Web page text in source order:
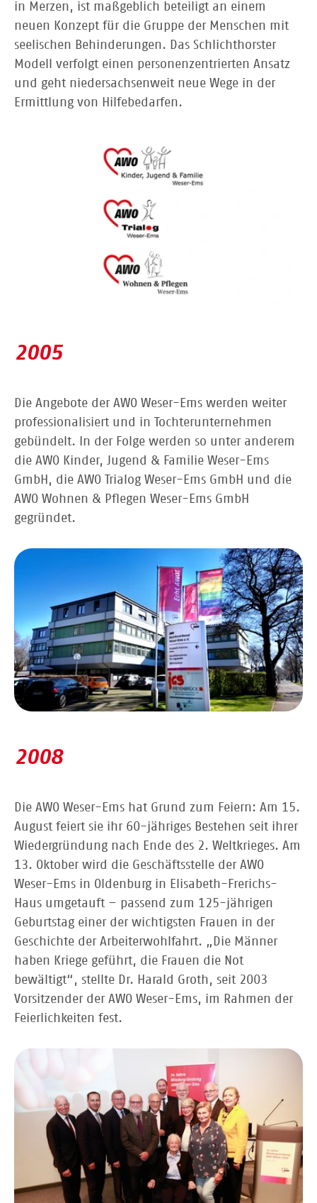
in Merzen, ist maßgeblich beteiligt an einem
neuen Konzept für die Gruppe der Menschen mit
seelischen Behinderungen. Das Schlichthorster
Modell verfolgt einen personenzentrierten Ansatz
und geht niedersachsenweit neue Wege in der
Ermittlung von Hilfebedarfen.
2005
Die Angebote der AWO Weser-Ems werden weiter
professionalisiert und in Tochterunternehmen
gebündelt. In der Folge werden so unter anderem
die AWO Kinder, Jugend & Familie Weser-Ems
GmbH, die AWO Trialog Weser-Ems GmbH und die
AWO Wohnen & Pflegen Weser-Ems GmbH
gegründet.
2008
Die AWO Weser-Ems hat Grund zum Feiern: Am 15.
August feiert sie ihr 60-jähriges Bestehen seit ihrer
Wiedergründung nach Ende des 2. Weltkrieges. Am
13. Oktober wird die Geschäftsstelle der AWO
Weser-Ems in Oldenburg in Elisabeth-Frerichs-
Haus umgetauft – passend zum 125-jährigen
Geburtstag einer der wichtigsten Frauen in der
Geschichte der Arbeiterwohlfahrt. „Die Männer
haben Kriege geführt, die Frauen die Not
bewältigt“, stellte Dr. Harald Groth, seit 2003
Vorsitzender der AWO Weser-Ems, im Rahmen der
Feierlichkeiten fest.